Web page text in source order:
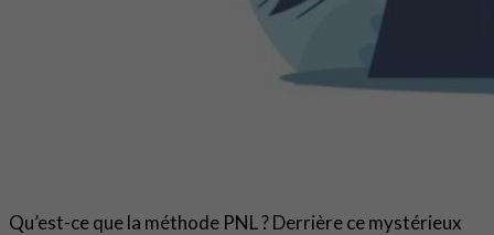
Qu’est-ce que la méthode PNL ? Derrière ce mystérieux